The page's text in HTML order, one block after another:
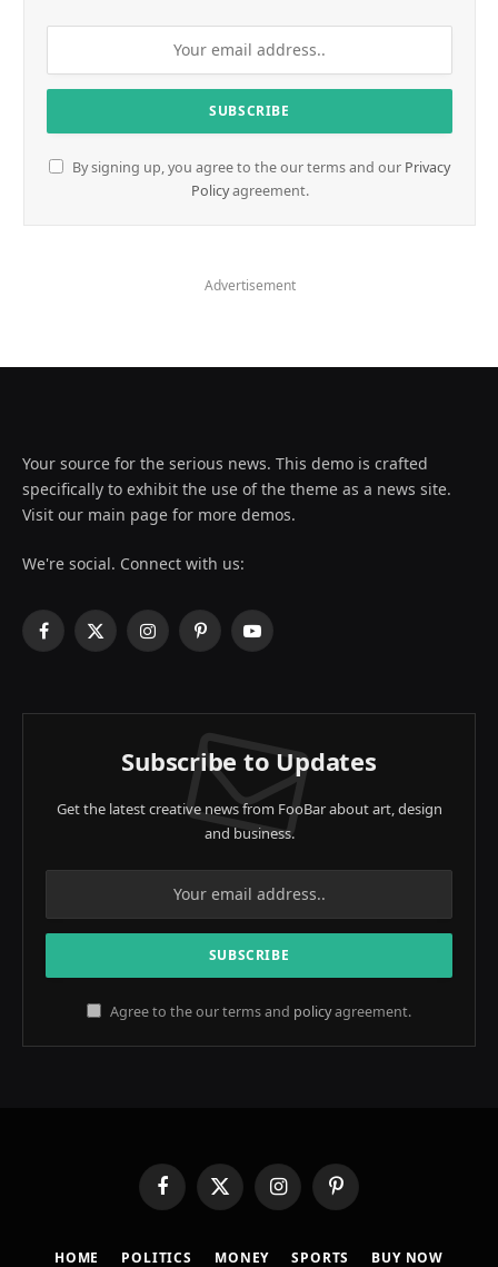
By signing up, you agree to the our terms and our Privacy
Policyagreement.
Advertisement
Your source for the serious news. This demo is crafted
specifically to exhibit the use of the theme as a news site.
Visit our main page for more demos.
We're social. Connect with us:
Facebook
X
InstagramPinterestYouTube
Subscribe to Updates
Get the latest creative news from FooBar about art, design
and business.
Agree to the our terms and policyagreement.
FacebookX
(Twitter)
InstagramPinterest
HOME POLITICS MONEY SPORTS BUY NOW